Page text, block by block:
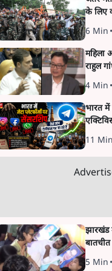
के लिए
6 Min •
महिला
राहुल
4 Min •
भारत
11 Min
झारखंड
5 Min •